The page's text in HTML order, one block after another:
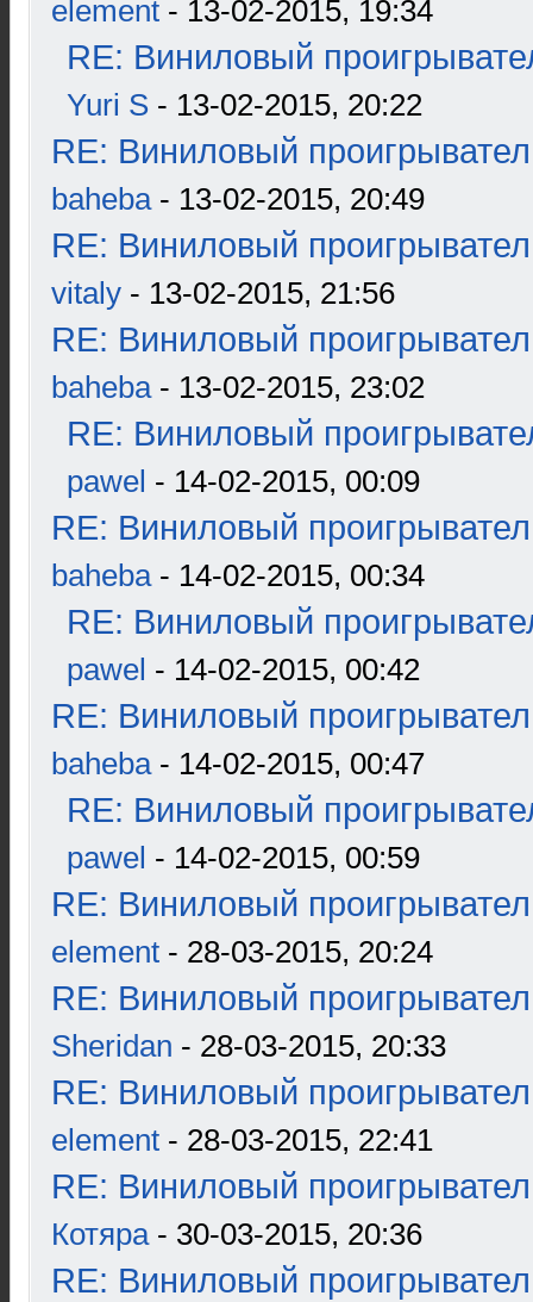
element - 13-02-2015, 19:34
RE: Виниловый
Yuri S - 13-02-2015, 20:22
RE: Виниловый
baheba- 13-02-2015, 20:49
RE: Виниловый
vitaly - 13-02-2015, 21:56
RE: Виниловый
baheba- 13-02-2015, 23:02
RE: Виниловый
pawel - 14-02-2015, 00:09
RE: Виниловый
baheba- 14-02-2015, 00:34
RE: Виниловый
pawel - 14-02-2015, 00:42
RE: Виниловый
baheba- 14-02-2015, 00:47
RE: Виниловый
pawel - 14-02-2015, 00:59
RE: Виниловый
element - 28-03-2015, 20:24
RE: Виниловый
Sheridan - 28-03-2015, 20:33
RE: Виниловый
element - 28-03-2015, 22:41
RE: Виниловый
Котяра- 30-03-2015, 20:36
RE: Виниловый